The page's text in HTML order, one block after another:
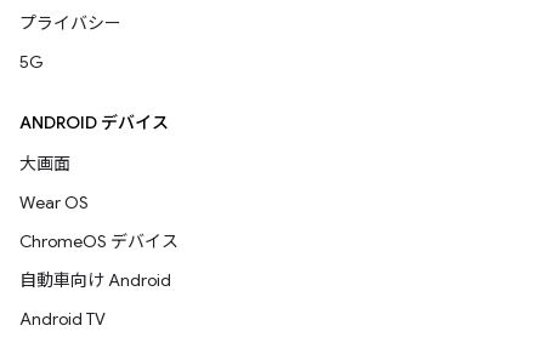
プライバシー
5G
ANDROID デバイス
大画面
Wear OS
ChromeOS デバイス
自動車向け Android
Android TV